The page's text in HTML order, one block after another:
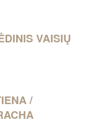
VAISIŲ
/